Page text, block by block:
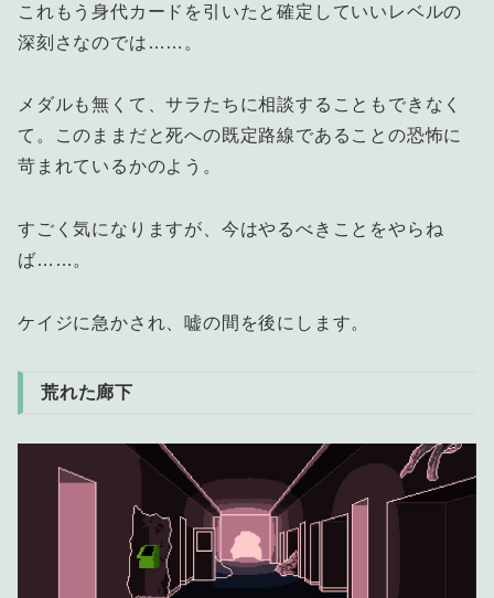
これもう身代カードを引いたと確定していいレベルの
深刻さなのでは……。
メダルも無くて、サラたちに相談することもできなく
て。このままだと死への既定路線であることの恐怖に
苛まれているかのよう。
すごく気になりますが、今はやるべきことをやらね
ば……。
ケイジに急かされ、嘘の間を後にします。
荒れた廊下